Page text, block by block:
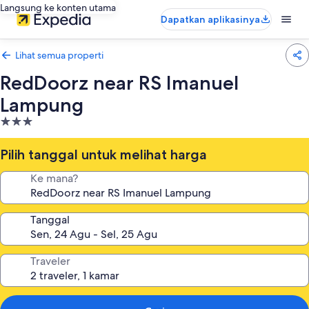
Langsung ke konten utama
Dapatkan aplikasinya
Lihat semua properti
RedDoorz near RS Imanuel
Lampung
Properti
bintang
3.0
Pilih tanggal untuk melihat harga
Ke mana?
Tanggal
Traveler